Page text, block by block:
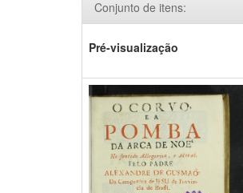
Conjunto de itens:
Pré-visualização